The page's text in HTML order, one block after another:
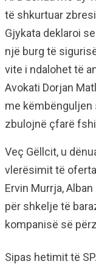
të shkurtuar
Gjykata deklaroi
një burg të
vite i ndalohet të
Avokati Dorjan
me këmbënguljen
zbulojnë çfarë
Veç Gëllcit, u
vlerësimit të
Ervin Murrja,
për shkelje të
kompanisë së
Sipas hetimit të